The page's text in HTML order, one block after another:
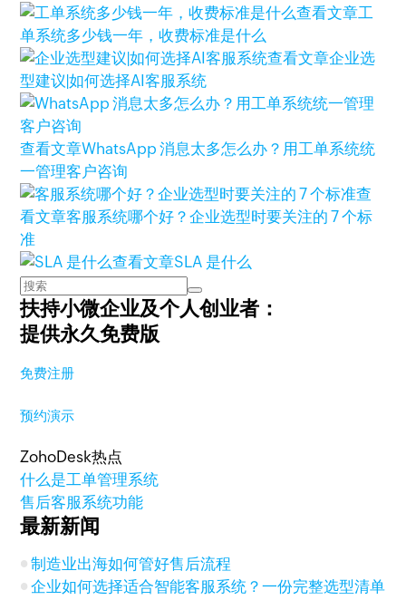
查看文章工
单系统多少钱一年，收费标准是什么
查看文章企业选
型建议|如何选择AI客服系统
查看文章WhatsApp 消息太多怎么办？用工单系统统
一管理客户咨询
查
看文章客服系统哪个好？企业选型时要关注的 7 个标
准
查看文章SLA 是什么
扶持小微企业及个人创业者：
提供永久免费版
免费注册
预约演示
ZohoDesk热点
什么是工单管理系统
售后客服系统功能
最新新闻
制造业出海如何管好售后流程
企业如何选择适合智能客服系统？一份完整选型清单